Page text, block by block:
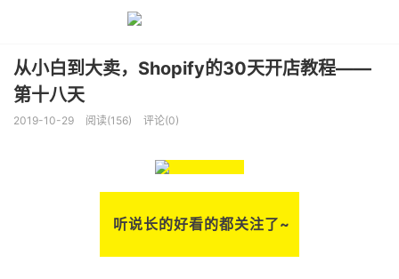
从小白到大卖，Shopify的30天开店教程——
第十八天
2019-10-29 阅读(156) 评论(0)
听说长的好看的都关注了~